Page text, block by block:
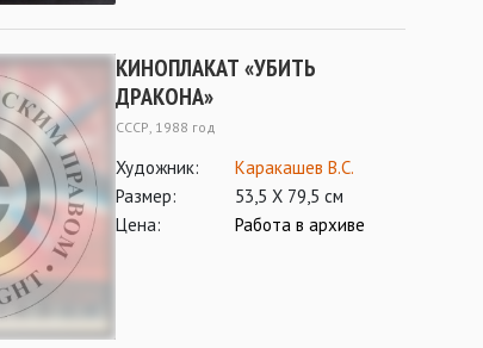
КИНОПЛАКАТ «УБИТЬ
ДРАКОНА»
СССР, 1988 год
Художник:
Каракашев В.С.
Размер:
53,5 Х 79,5 см
Цена:
Работа в архиве